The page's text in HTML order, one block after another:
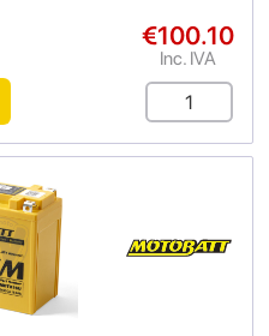
€100.10
Inc. IVA